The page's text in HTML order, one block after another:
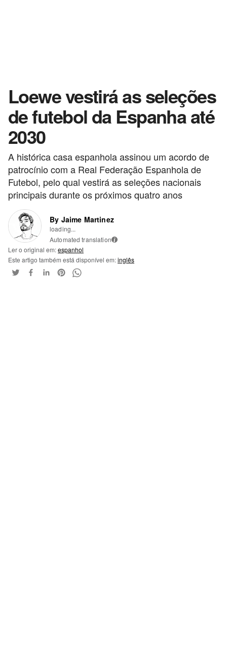
Loewe vestirá as seleções
de futebol da Espanha até
2030
A histórica casa espanhola assinou um acordo de
patrocínio com a Real Federação Espanhola de
Futebol, pelo qual vestirá as seleções nacionais
principais durante os próximos quatro anos
By Jaime Martinez
loading...
Automated translation i
Ler o original em:espanhol
Este artigo também está disponível em:inglês